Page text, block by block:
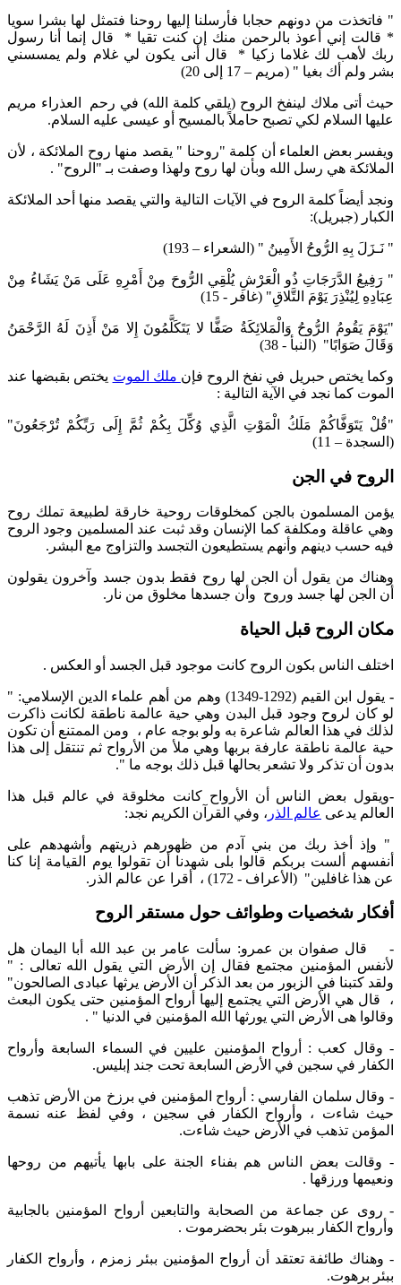
" فاتخذت من دونهم حجابا فأرسلنا إليها روحنا فتمثل لها بشرا سويا
* قالت إني أعوذ بالرحمن منك إن كنت تقيا * قال إنما أنا رسول
ربك لأهب لك غلاما زكيا * قال أنى يكون لي غلام ولم يمسسني
بشر ولم أك بغيا " (مريم – 17 إلى 20)
حيث أتى ملاك لينفخ الروح (يلقي كلمة الله) في رحم العذراء مريم
عليها السلام لكي تصبح حاملاً بالمسيح أو عيسى عليه السلام.
ويفسر بعض العلماء أن كلمة "روحنا " يقصد منها روح الملائكة ، لأن
الملائكة هي رسل الله وبأن لها روح ولهذا وصفت بـ "الروح" .
ونجد أيضاً كلمة الروح في الآيات التالية والتي يقصد منها أحد الملائكة
الكبار (جبريل):
" نَـزَلَ بِهِ الرُّوحُ الأَمِينُ " (الشعراء – 193)
" رَفِيعُ الدَّرَجَاتِ ذُو الْعَرْشِ يُلْقِي الرُّوحَ مِنْ أَمْرِهِ عَلَى مَنْ يَشَاءُ مِنْ
عِبَادِهِ لِيُنْذِرَ يَوْمَ التَّلاقِ" (غافر - 15)
"يَوْمَ يَقُومُ الرُّوحُ وَالْمَلائِكَةُ صَفًّا لا يَتَكَلَّمُونَ إِلا مَنْ أَذِنَ لَهُ الرَّحْمَنُ
وَقَالَ صَوَابًا" (النبأ - 38)
وكما يختص حبريل في نفخ الروح فإن ملك الموت يختص بقبضها عند
الموت كما نجد في الآية التالية :
"قُلْ يَتَوَفَّاكُمْ مَلَكُ الْمَوْتِ الَّذِي وُكِّلَ بِكُمْ ثُمَّ إِلَى رَبِّكُمْ تُرْجَعُونَ"
(السجدة – 11)
الروح في الجن
يؤمن المسلمون بالجن كمخلوقات روحية خارقة لطبيعة تملك روح
وهي عاقلة ومكلفة كما الإنسان وقد ثبت عند المسلمين وجود الروح
فيه حسب دينهم وأنهم يستطيعون التجسد والتزاوج مع البشر.
وهناك من يقول أن الجن لها روح فقط بدون جسد وآخرون يقولون
أن الجن لها جسد وروح وأن جسدها مخلوق من نار.
مكان الروح قبل الحياة
اختلف الناس بكون الروح كانت موجود قبل الجسد أو العكس .
-
يقول ابن القيم (1292-1349) وهم من أهم علماء الدين الإسلامي: "
لو كان لروح وجود قبل البدن وهي حية عالمة ناطقة لكانت ذاكرت
لذلك في هذا العالم شاعرة به ولو بوجه عام ، ومن الممتنع أن تكون
حية عالمة ناطقة عارفة بربها وهي ملأ من الأرواح ثم تنتقل إلى هذا
بدون أن تذكر ولا تشعر بحالها قبل ذلك بوجه ما ".
-ويقول بعض الناس أن الأرواح كانت مخلوقة في عالم قبل هذا
العالم يدعى عالم الذر ، وفي القرآن الكريم نجد:
" وإذ أخذ ربك من بني آدم من ظهورهم ذريتهم وأشهدهم على
أنفسهم ألست بربكم قالوا بلى شهدنا أن تقولوا يوم القيامة إنا كنا
عن هذا غافلين" (الأعراف - 172) ، أقرا عن عالم الذر.
أفكار شخصيات وطوائف حول مستقر الروح
- قال صفوان بن عمرو: سألت عامر بن عبد الله أبا اليمان هل
لأنفس المؤمنين مجتمع فقال إن الأرض التي يقول الله تعالى : "
ولقد كتبنا في الزبور من بعد الذكر أن الأرض يرثها عبادى الصالحون"
، قال هي الأرض التي يجتمع إليها أرواح المؤمنين حتى يكون البعث
وقالوا هى الأرض التي يورثها الله المؤمنين في الدنيا " .
- وقال كعب : أرواح المؤمنين عليين في السماء السابعة وأرواح
الكفار في سجين في الأرض السابعة تحت جند إبليس.
- وقال سلمان الفارسي : أرواح المؤمنين في برزخ من الأرض تذهب
حيث شاءت ، وأرواح الكفار في سجين ، وفي لفظ عنه نسمة
المؤمن تذهب في الأرض حيث شاءت.
- وقالت بعض الناس هم بفناء الجنة على بابها يأتيهم من روحها
ونعيمها ورزقها .
- روى عن جماعة من الصحابة والتابعين أرواح المؤمنين بالجابية
وأرواح الكفار ببرهوت بئر بحضرموت .
- وهناك طائفة تعتقد أن أرواح المؤمنين ببئر زمزم ، وأرواح الكفار
ببئر برهوت.